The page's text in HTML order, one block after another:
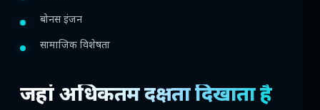
बोनस इंजन
सामाजिक विशेषता
जहां अधिकतम दक्षता दिखाता है